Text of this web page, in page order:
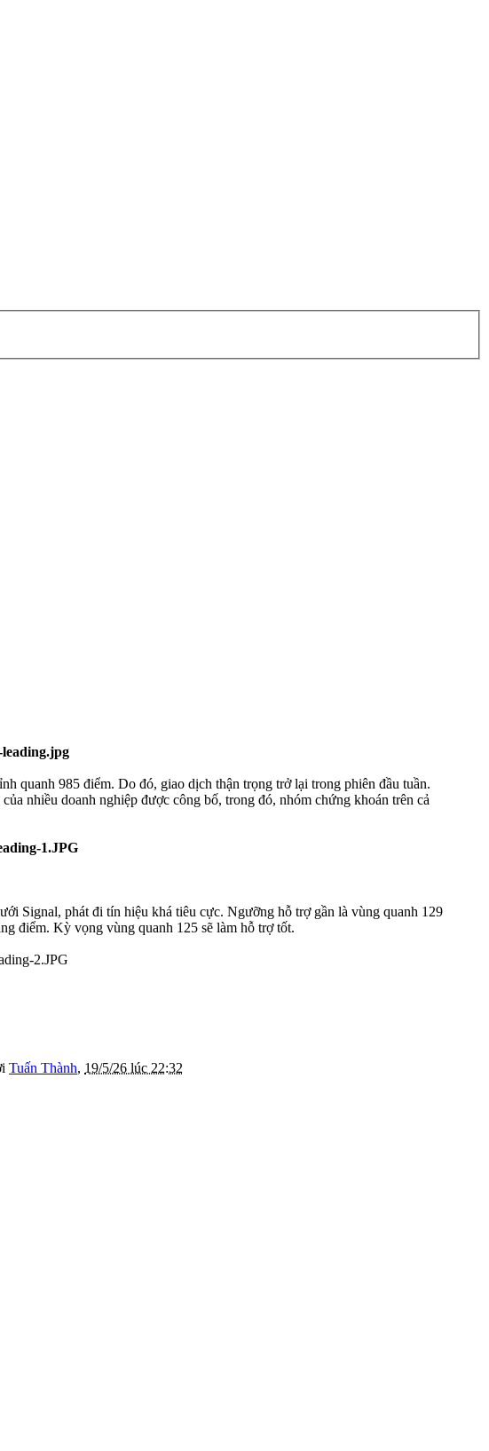
quanh 985 điểm. Do đó, giao dịch thận trọng trở lại trong phiên đầu tuần.
nhiều doanh nghiệp được công bố, trong đó, nhóm chứng khoán trên cả
Signal, phát đi tín hiệu khá tiêu cực. Ngưỡng hỗ trợ gần là vùng quanh 129
điểm. Kỳ vọng vùng quanh 125 sẽ làm hỗ trợ tốt.
Tuấn Thành, 19/5/26 lúc 22:32